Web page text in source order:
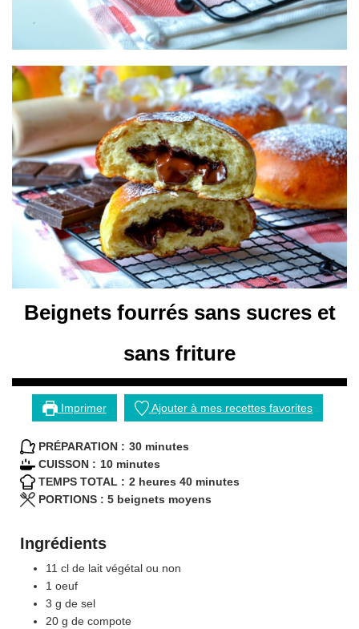
Beignets fourrés sans sucres et
sans friture
Imprimer Ajouter à mes recettes favorites
PRÉPARATION : 30minutes
minutes
CUISSON : 10minutes
minutes
TEMPS TOTAL : 2heures
heures 40minutes
minutes
PORTIONS : 5 beignets moyens
Ingrédients
11 cl de lait végétal ou non
1 oeuf
3 g de sel
20 g de compote